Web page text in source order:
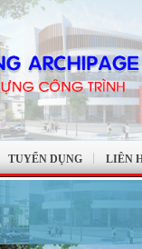
TUYỂN DỤNG LIÊN